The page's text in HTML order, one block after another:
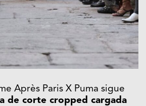
Après Paris X Puma sigue
de corte cropped cargada